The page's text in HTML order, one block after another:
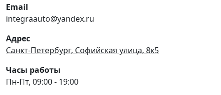
Email
integraauto@yandex.ru
Адрес
Санкт-Петербург, Софийская улица, 8к5
Часы работы
Пн-Пт, 09:00 - 19:00